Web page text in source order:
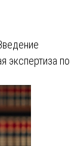
экспертиза по